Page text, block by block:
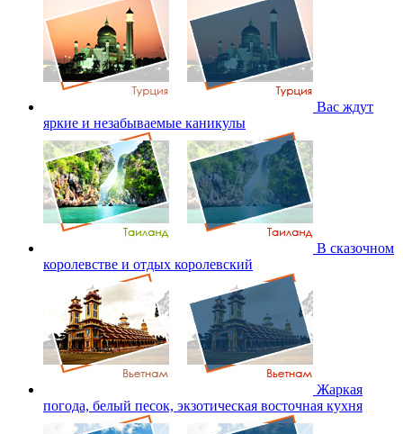
Вас ждут
яркие и незабываемые каникулы
В сказочном
королевстве и отдых королевский
Жаркая
погода, белый песок, экзотическая восточная кухня